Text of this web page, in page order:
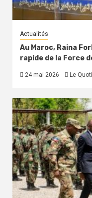
Actualités
Au Maroc, Raina
rapide de la Force
24 mai 2026 Le